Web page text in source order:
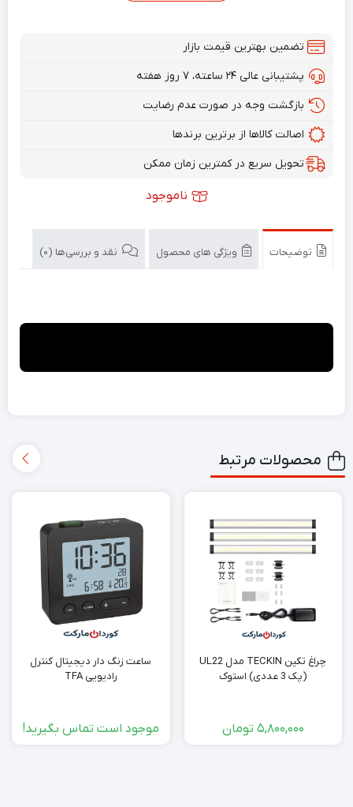
تضمین بهترین قیمت بازار
پشتیبانی عالی ۲۴ ساعته، ۷ روز هفته
بازگشت وجه در صورت عدم رضایت
اصالت کالاها از برترین برندها
تحویل سریع در کمترین زمان ممکن
ناموجود
توضیحات ویژگی های محصول نقد و بررسی‌ها (0)
محصولات مرتبط
چراغ تکین TECKIN مدل UL22
(پک 3 عددی) استوک
5,800,000 تومان
ساعت زنگ دار دیجیتال کنترل
رادیویی TFA
موجود است تماس بگیرید!